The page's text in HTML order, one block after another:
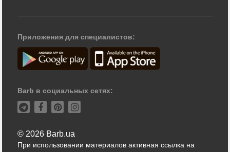
Приложения для специалистов:
Barb в социальных сетях:
© 2026 Barb.ua
При использовании материалов активная ссылка на